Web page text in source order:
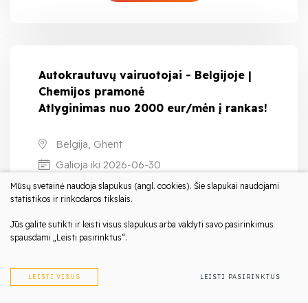
Autokrautuvų vairuotojai - Belgijoje |
Chemijos pramonė
Atlyginimas nuo 2000 eur/mėn į rankas!
Belgija, Ghent
Galioja iki 2026-06-30
Belgiška darbo sutartis
Mūsų svetainė naudoja slapukus (angl. cookies). Šie slapukai naudojami
statistikos ir rinkodaros tikslais.
Jūs galite sutikti ir leisti visus slapukus arba valdyti savo pasirinkimus
spausdami „Leisti pasirinktus“.
LEISTI VISUS LEISTI PASIRINKTUS